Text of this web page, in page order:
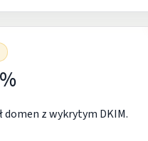
domen z wykrytym DKIM.